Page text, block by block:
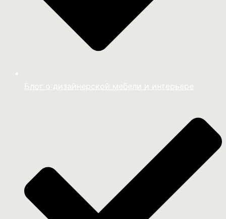
Блог о дизайнерской мебели и интерьере